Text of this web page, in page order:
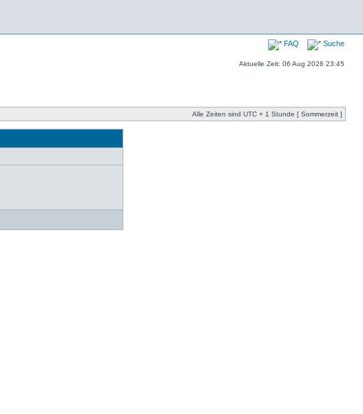
FAQ Suche
Aktuelle Zeit: 06 Aug 2026 23:45
Alle Zeiten sind UTC + 1 Stunde [ Sommerzeit ]